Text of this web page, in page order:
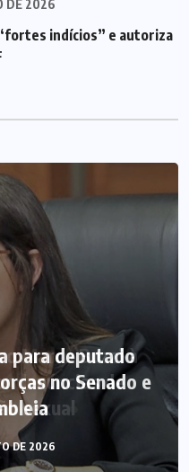
DE 2026
indícios” e autoriza
para deputado
no Senado e
DE 2026